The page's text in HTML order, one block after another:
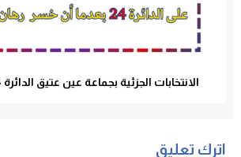
الانتخابات الجزئية بجماعة عين عتيق الدائرة 24 تحت المجهر
اترك تعليق